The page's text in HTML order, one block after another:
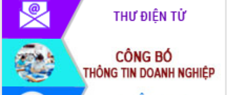
Ứng dụng sinh trắc học - Bước tiến
trong hành trình chuyển đổi số tại Đắk
Đắk Lắk nâng cao hiệu quả công tác
Đảng từ Sổ tay đảng viên điện tử
Đắk Lắk đẩy mạnh nuôi biển công
nghệ, hướng tới phát triển thủy sản
bền vững